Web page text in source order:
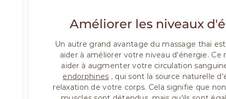
Améliorer les niveaux
Un autre grand avantage du massage thaï
aider à améliorer votre niveau d'énergie. Ce
aider à augmenter votre circulation
endorphines , qui sont la source naturelle
relaxation de votre corps. Cela signifie que